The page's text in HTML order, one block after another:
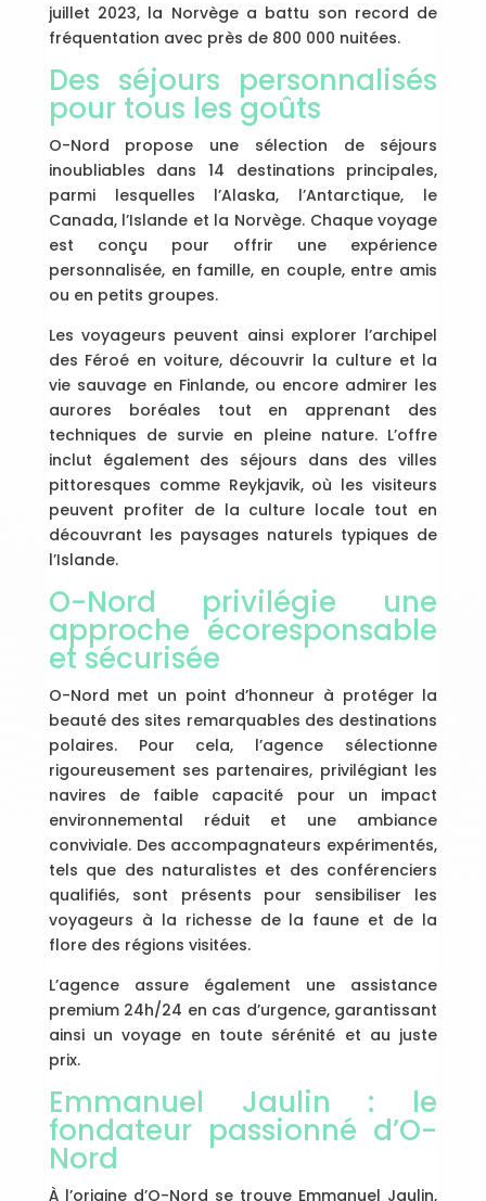
juillet 2023, la Norvège a battu son record de
fréquentation avec près de 800 000 nuitées.
Des séjours personnalisés
pour tous les goûts
O-Nord propose une sélection de séjours
inoubliables dans 14 destinations principales,
parmi lesquelles l’Alaska, l’Antarctique, le
Canada, l’Islande et la Norvège. Chaque voyage
est conçu pour offrir une expérience
personnalisée, en famille, en couple, entre amis
ou en petits groupes.
Les voyageurs peuvent ainsi explorer l’archipel
des Féroé en voiture, découvrir la culture et la
vie sauvage en Finlande, ou encore admirer les
aurores boréales tout en apprenant des
techniques de survie en pleine nature. L’offre
inclut également des séjours dans des villes
pittoresques comme Reykjavik, où les visiteurs
peuvent profiter de la culture locale tout en
découvrant les paysages naturels typiques de
l’Islande.
O-Nord privilégie une
approche écoresponsable
et sécurisée
O-Nord met un point d’honneur à protéger la
beauté des sites remarquables des destinations
polaires. Pour cela, l’agence sélectionne
rigoureusement ses partenaires, privilégiant les
navires de faible capacité pour un impact
environnemental réduit et une ambiance
conviviale. Des accompagnateurs expérimentés,
tels que des naturalistes et des conférenciers
qualifiés, sont présents pour sensibiliser les
voyageurs à la richesse de la faune et de la
flore des régions visitées.
L’agence assure également une assistance
premium 24h/24 en cas d’urgence, garantissant
ainsi un voyage en toute sérénité et au juste
prix.
Emmanuel Jaulin : le
fondateur passionné d’O-
Nord
À l’origine d’O-Nord se trouve Emmanuel Jaulin,